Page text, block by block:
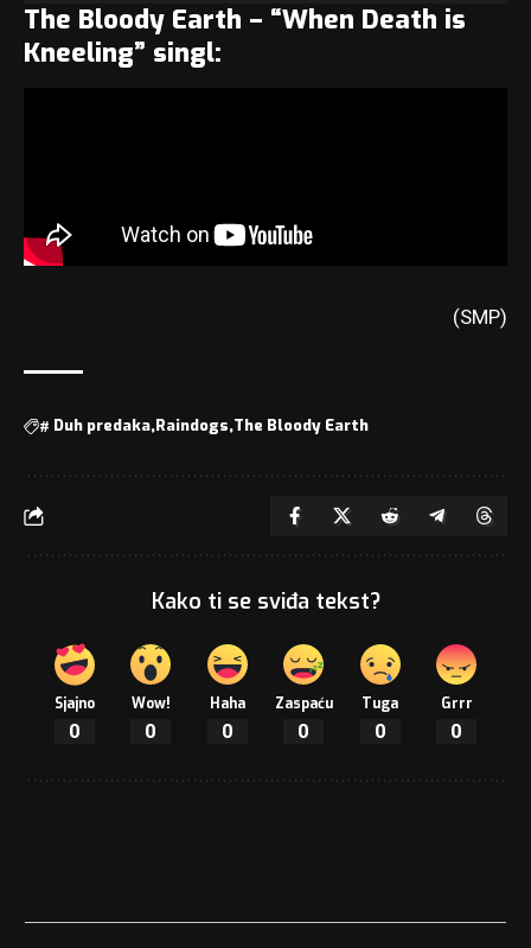
The Bloody Earth – “When Death is
Kneeling” singl:
(SMP)
# Duh predaka Raindogs The Bloody Earth
Kako ti se sviđa tekst?
Sjajno
0
Wow!
0
Haha
0
Zaspaću
0
Tuga
0
Grrr
0